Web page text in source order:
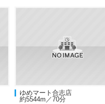
ゆめマート合志店
約5544m／70分